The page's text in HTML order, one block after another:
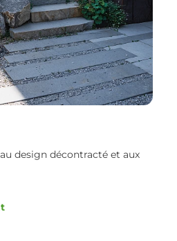
design décontracté et aux